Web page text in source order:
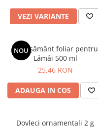
Brumarele
Caldarusa
Carciumareasa
Carciumareasa
Castravete Decor
Ciubotica Cucului
Clopotei
VEZI VARIANTE
NOU
Îngrășământ foliar pentru
Lămâi 500 ml
25,46 RON
ADAUGA IN COS
Dovleci ornamentali 2 g